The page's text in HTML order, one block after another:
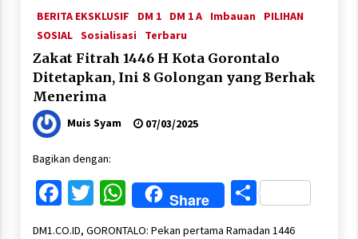
BERITA EKSKLUSIF DM 1 DM 1 A Imbauan
PILIHAN
SOSIAL Sosialisasi Terbaru
Zakat Fitrah 1446 H Kota Gorontalo
Ditetapkan, Ini 8 Golongan yang Berhak
Menerima
Muis Syam 07/03/2025
Bagikan dengan:
Facebook
Twitter
WhatsApp
Share Share
DM1.CO.ID, GORONTALO: Pekan pertama Ramadan 1446